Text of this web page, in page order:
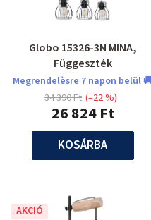
Globo 15326-3N MINA,
Függeszték
Megrendelèsre 7 napon belül
26 824 Ft
34 390 Ft (–22 %)
KOSÁRBA
AKCIÓ